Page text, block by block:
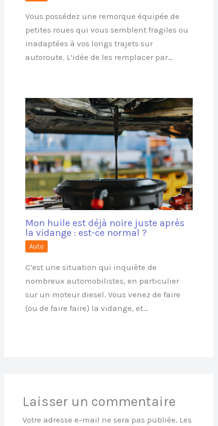
Vous possédez une remorque équipée de
petites roues qui vous semblent fragiles ou
inadaptées à vos longs trajets sur
autoroute. L’idée de les remplacer par…
Mon huile est déjà noire juste après
la vidange : est-ce normal ?
Auto
C’est une situation qui inquiète de
nombreux automobilistes, en particulier
sur un moteur diesel. Vous venez de faire
(ou de faire faire) la vidange, et…
Laisser un commentaire
Votre adresse e-mail ne sera pas publiée. Les